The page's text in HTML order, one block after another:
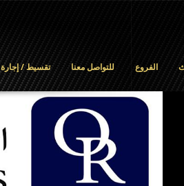
تقسيط / إجارة للتواصل معنا الفروع